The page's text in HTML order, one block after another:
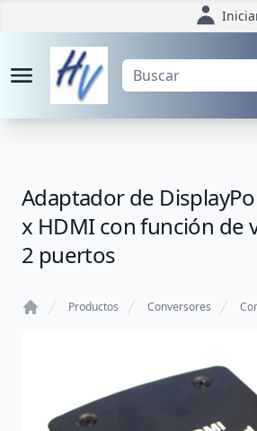
Adaptador de
x HDMI con función de
2 puertos
Productos Conversores